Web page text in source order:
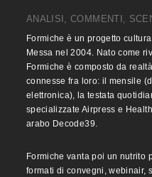
ANALISI, COMMENTI,
Formiche è un progetto
Messa nel 2004. Nato come
Formiche è composto da
connesse fra loro: il mensile
elettronica), la testata
specializzate Airpress e
arabo Decode39.
Formiche vanta poi un nutrito
formati di convegni, webinair,